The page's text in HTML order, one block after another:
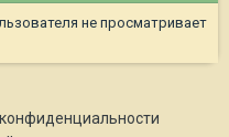
не просматривает